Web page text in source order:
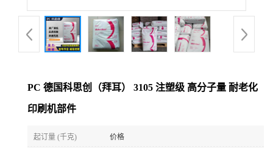
品
展
证
PC 德国科思创（拜耳） 3105 注塑级 高分子量 耐老化
印刷机部件
起订量 (千克) 价格